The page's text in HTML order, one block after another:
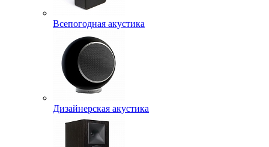
Всепогодная акустика
Дизайнерская акустика